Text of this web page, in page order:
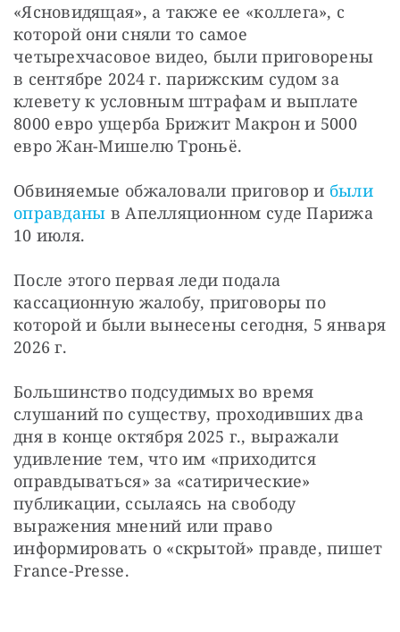
«Ясновидящая», а также ее «коллега», с
которой они сняли то самое
четырехчасовое видео, были приговорены
в сентябре 2024 г. парижским судом за
клевету к условным штрафам и выплате
8000 евро ущерба Брижит Макрон и 5000
евро Жан-Мишелю Троньё.
Обвиняемые обжаловали приговор и были
оправданы в Апелляционном суде Парижа
10 июля.
После этого первая леди подала
кассационную жалобу, приговоры по
которой и были вынесены сегодня, 5 января
2026 г.
Большинство подсудимых во время
слушаний по существу, проходивших два
дня в конце октября 2025 г., выражали
удивление тем, что им «приходится
оправдываться» за «сатирические»
публикации, ссылаясь на свободу
выражения мнений или право
информировать о «скрытой» правде, пишет
France-Presse.